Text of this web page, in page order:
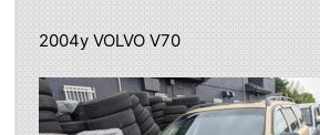
2004y VOLVO V70